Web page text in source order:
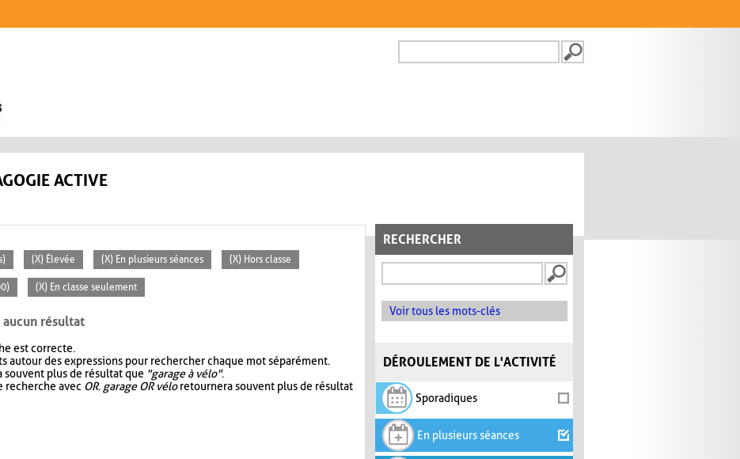
FORMULAIRE DE
ACTIVE
RECHERCHER
Voir tous les mots-clés
DÉROULEMENT DE L'ACTIVITÉ
Sporadiques
En plusieurs séances
(X) Élevée (X) En plusieurs séances (X) Hors classe
(X) En classe seulement
résultat
est correcte.
autour des expressions pour rechercher chaque mot séparément.
plus de résultat que "garage à vélo".
recherche avec OR. garage OR véloretournera souvent plus de résultat